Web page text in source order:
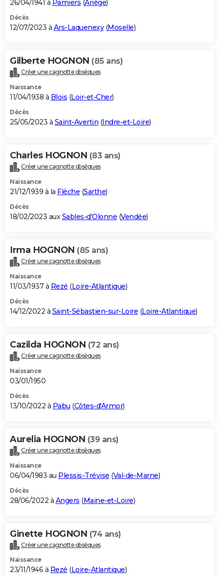
26/04/1941 à Pamiers (Ariège)
Décès
12/07/2023 à Ars-Laquenexy(Moselle)
Gilberte HOGNON (85 ans)
Créer une cagnotte obsèques
Naissance
11/04/1938 à Blois (Loir-et-Cher)
Décès
25/05/2023 à Saint-Avertin (Indre-et-Loire)
Charles HOGNON (83 ans)
Créer une cagnotte obsèques
Naissance
21/12/1939 à la Flèche (Sarthe)
Décès
18/02/2023 auxSables-d'Olonne (Vendée)
Irma HOGNON (85 ans)
Créer une cagnotte obsèques
Naissance
11/03/1937 à Rezé (Loire-Atlantique)
Décès
14/12/2022 à Saint-Sébastien-sur-Loire (Loire-Atlantique)
Cazilda HOGNON (72 ans)
Créer une cagnotte obsèques
Naissance
03/01/1950
Décès
13/10/2022 à Pabu (Côtes-d'Armor)
Aurelia HOGNON (39 ans)
Créer une cagnotte obsèques
Naissance
06/04/1983 au Plessis-Trévise (Val-de-Marne)
Décès
28/06/2022 à Angers (Maine-et-Loire)
Ginette HOGNON (74 ans)
Créer une cagnotte obsèques
Naissance
23/11/1946 à Rezé (Loire-Atlantique)